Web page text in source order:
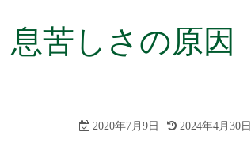
苦しさの原因
2020年7月9日 2024年4月30日